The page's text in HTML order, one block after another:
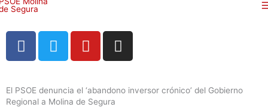
Ir
contenido
F
a
e
b
T
w
t
Y
o
t
u
I
n
a
El PSOE denuncia el ‘abandono inversor crónico’ del Gobierno
Regional a Molina de Segura